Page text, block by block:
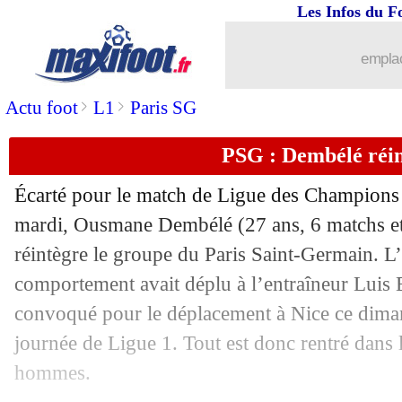
Actu foot> L1 > Paris SG
Les Infos du
PSG : Dembélé
Écarté pour le match de Ligue des
mardi, Ousmane Dembélé (27 ans, 6 matchs
réintègre le groupe du Paris Saint-Germain.
comportement avait déplu à l’entraîneur Luis
convoqué pour le déplacement à Nice ce
journée de Ligue 1. Tout est donc rentré dans
hommes.
Rennes : le reproche de Blas à la
06/10 L1: Brest-Le Havre, les compos
06/10 L1: Reims-Montpellier, les compos
06/10 Esp.: l'improbable victoire de Gérone
Feyenoord : Giménez a failli signer
06/10 Juve: la direction temporise pour
06/10 PSG